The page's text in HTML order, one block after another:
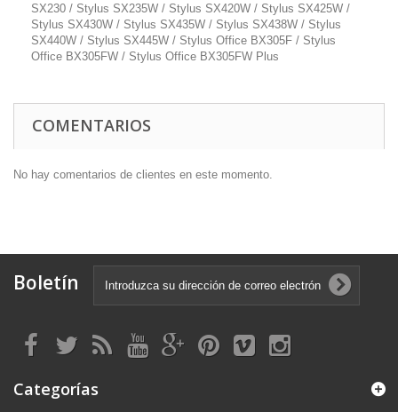
SX230 / Stylus SX235W / Stylus SX420W / Stylus SX425W /
Stylus SX430W / Stylus SX435W / Stylus SX438W / Stylus
SX440W / Stylus SX445W / Stylus Office BX305F / Stylus
Office BX305FW / Stylus Office BX305FW Plus
COMENTARIOS
No hay comentarios de clientes en este momento.
Boletín
Categorías